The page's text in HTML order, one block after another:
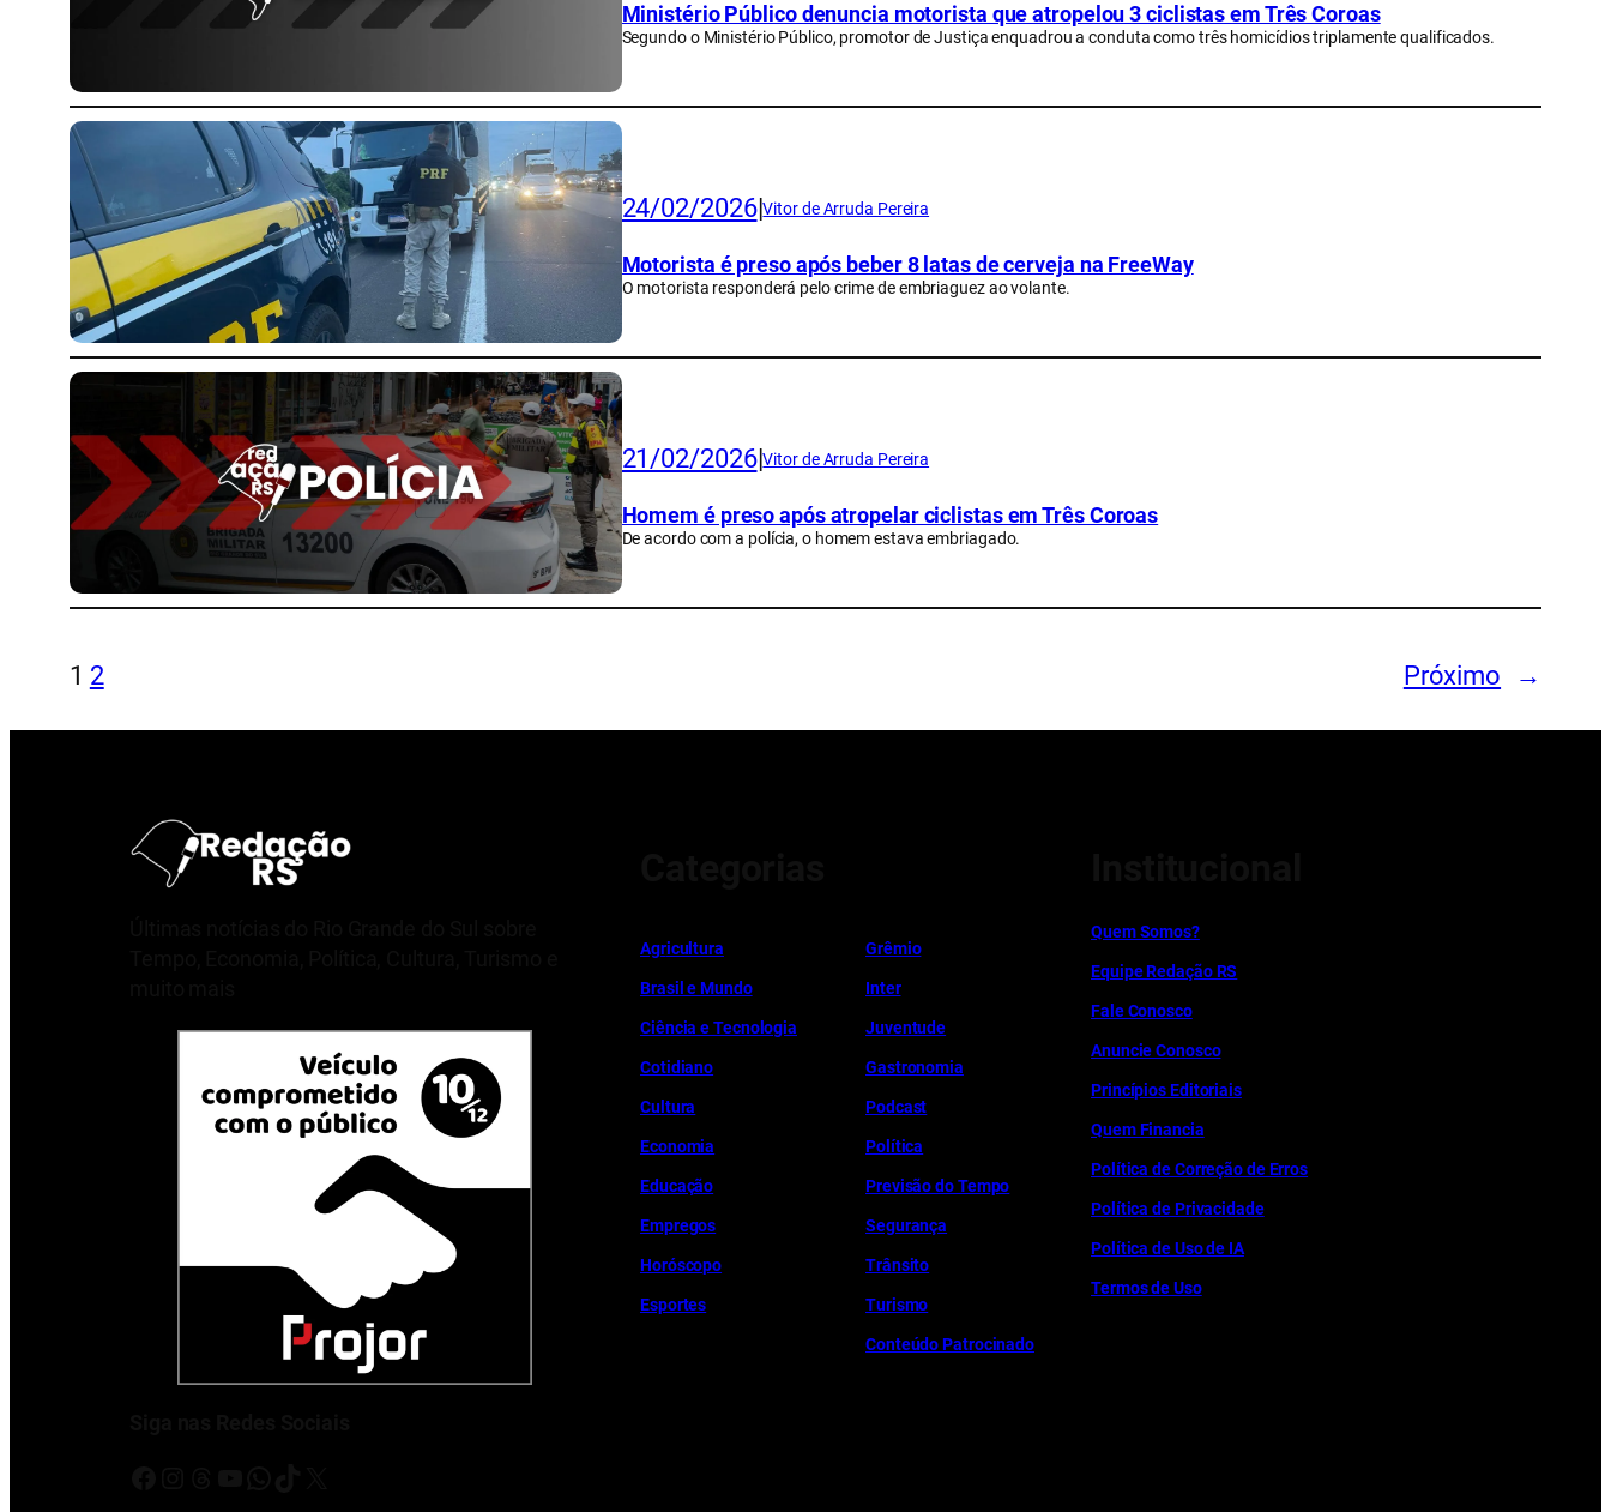
Ministério Público denuncia motorista que atropelou 3 ciclistas em Três Coroas
Segundo o Ministério Público, promotor de Justiça enquadrou a conduta como três homicídios triplamente qualificados.
24/02/2026|Vitor de Arruda Pereira
Motorista é preso após beber 8 latas de cerveja na FreeWay
O motorista responderá pelo crime de embriaguez ao volante.
21/02/2026|Vitor de Arruda Pereira
Homem é preso após atropelar ciclistas em Três Coroas
De acordo com a polícia, o homem estava embriagado.
1 2 Próximo →
Agricultura
Brasil e Mundo
Ciência e Tecnologia
Cotidiano
Cultura
Economia
Educação
Empregos
Horóscopo
Esportes
Grêmio
Inter
Juventude
Gastronomia
Podcast
Política
Previsão do Tempo
Segurança
Trânsito
Turismo
Conteúdo Patrocinado
Quem Somos?
Equipe Redação RS
Fale Conosco
Anuncie Conosco
Princípios Editoriais
Quem Financia
Política de Correção de Erros
Política de Privacidade
Política de Uso de IA
Termos de Uso